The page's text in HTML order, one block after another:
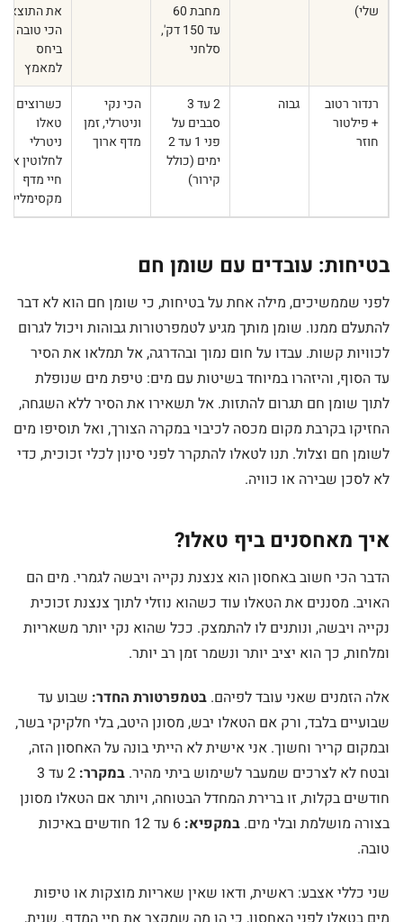
שלי)
מחבת 60
עד 150 דק',
סלחני
את התוצאה
הכי טובה
ביחס
למאמץ
רנדור רטוב
+ פילטור
חוזר
גבוה
2 עד 3
סבבים על
פני 1 עד 2
ימים (כולל
קירור)
הכי נקי
וניטרלי, זמן
מדף ארוך
כשרוצים
טאלו
ניטרלי
לחלוטין או
חיי מדף
מקסימליים
בטיחות: עובדים עם שומן חם
לפני שממשיכים, מילה אחת על בטיחות, כי שומן חם הוא לא דבר
להתעלם ממנו. שומן מותך מגיע לטמפרטורות גבוהות ויכול לגרום
לכוויות קשות. עבדו על חום נמוך ובהדרגה, אל תמלאו את הסיר
עד הסוף, והיזהרו במיוחד בשיטות עם מים: טיפת מים שנופלת
לתוך שומן חם תגרום להתזות. אל תשאירו את הסיר ללא השגחה,
החזיקו בקרבת מקום מכסה לכיבוי במקרה הצורך, ואל תוסיפו מים
לשומן חם וצלול. תנו לטאלו להתקרר לפני סינון לכלי זכוכית, כדי
לא לסכן שבירה או כוויה.
איך מאחסנים ביף טאלו?
הדבר הכי חשוב באחסון הוא צנצנת נקייה ויבשה לגמרי. מים הם
האויב. מסננים את הטאלו עוד כשהוא נוזלי לתוך צנצנת זכוכית
נקייה ויבשה, ונותנים לו להתמצק. ככל שהוא נקי יותר משאריות
ומלחות, כך הוא יציב יותר ונשמר זמן רב יותר.
אלה הזמנים שאני עובד לפיהם. בטמפרטורת החדר: שבוע עד
שבועיים בלבד, ורק אם הטאלו יבש, מסונן היטב, בלי חלקיקי בשר,
ובמקום קריר וחשוך. אני אישית לא הייתי בונה על האחסון הזה,
ובטח לא לצרכים שמעבר לשימוש ביתי מהיר. במקרר:
2 עד 3
חודשים בקלות, זו ברירת המחדל הבטוחה, ויותר אם הטאלו מסונן
בצורה מושלמת ובלי מים. במקפיא:
6 עד 12 חודשים באיכות
טובה.
שני כללי אצבע: ראשית, ודאו שאין שאריות מוצקות או טיפות